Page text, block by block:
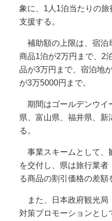
象に、1人1泊当たりの旅
支援する。
補助額の上限は、宿泊
商品1泊が2万円まで、2
品が3万円まで、宿泊地
が3万5000円まで。
期間はゴールデンウイ
県、富山県、福井県、新
る。
事業スキームとして、
を交付し、県は旅行業者
る商品の割引価格の差額
また、日本政府観光局
対策プロモーションと